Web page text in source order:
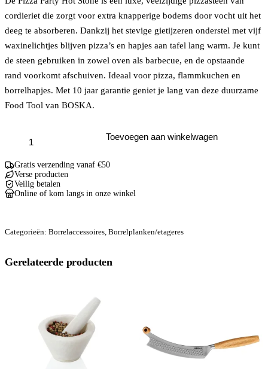
cordieriet die zorgt voor extra knapperige bodems door vocht uit het
deeg te absorberen. Dankzij het stevige gietijzeren onderstel met vijf
waxinelichtjes blijven pizza’s en hapjes aan tafel lang warm. Je kunt
de steen gebruiken in zowel oven als barbecue, en de opstaande
rand voorkomt afschuiven. Ideaal voor pizza, flammkuchen en
borrelhapjes. Met 10 jaar garantie geniet je lang van deze duurzame
Food Tool van BOSKA.
aantal
Toevoegen aan winkelwagen
Gratis verzending vanaf €50
Verse producten
Veilig betalen
Online of kom langs in onze winkel
Categorieën: Borrelaccessoires Borrelplanken/etageres
Gerelateerde producten